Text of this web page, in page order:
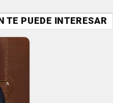
TE PUEDE INTERESAR